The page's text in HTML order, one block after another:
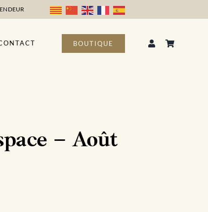
BOUTIQUE
– Août